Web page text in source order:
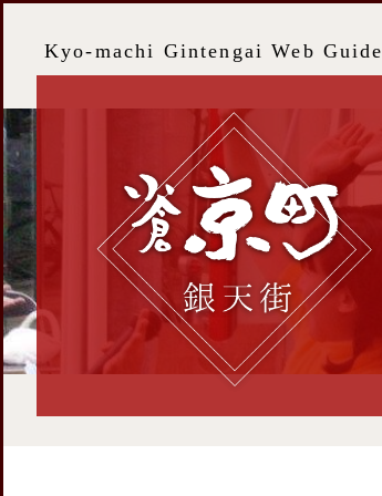
Kyo-machi Gintengai Web Guide